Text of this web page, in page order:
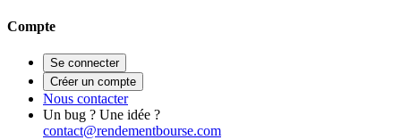
Compte
Se connecter
Créer un compte
Nous contacter
Un bug ? Une idée ?
contact@rendementbourse.com